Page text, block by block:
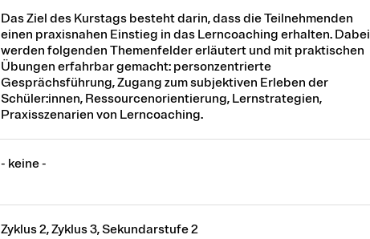
Das Ziel des Kurstags besteht darin, dass die Teilnehmenden
einen praxisnahen Einstieg in das Lerncoaching erhalten. Dabei
werden folgenden Themenfelder erläutert und mit praktischen
Übungen erfahrbar gemacht: personzentrierte
Gesprächsführung, Zugang zum subjektiven Erleben der
Schüler:innen, Ressourcenorientierung, Lernstrategien,
Praxisszenarien von Lerncoaching.
- keine -
Zyklus 2, Zyklus 3, Sekundarstufe 2